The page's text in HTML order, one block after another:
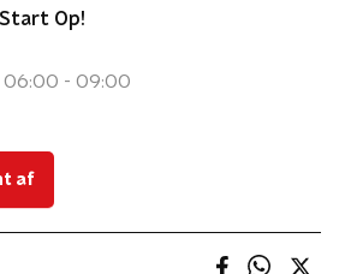
Op!
06:00 - 09:00
af